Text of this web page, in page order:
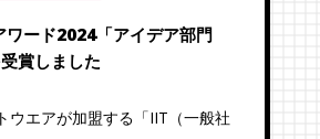
ード2024「アイデア部門
賞しました
ウエアが加盟する「IIT（一般社